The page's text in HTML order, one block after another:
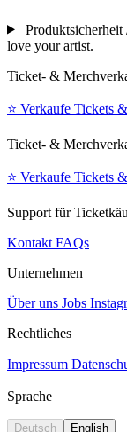
love your artist.
Ticket- &
⭐️ Verkaufe Tickets
Ticket- &
⭐️ Verkaufe Tickets
Support für
Kontakt FAQs
Unternehmen
Über uns Jobs
Rechtliches
Impressum
Sprache
Deutsch English